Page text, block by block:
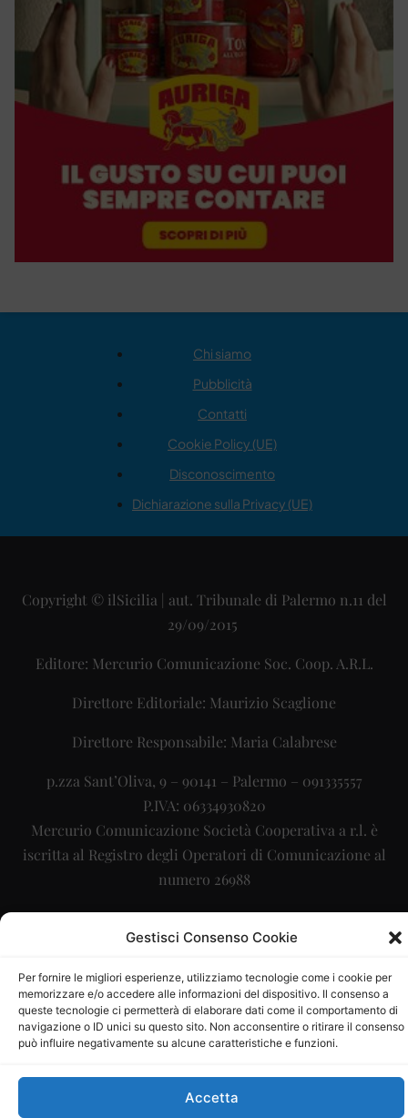
Gestisci Consenso Cookie
Per fornire le migliori esperienze, utilizziamo tecnologie come i cookie per
memorizzare e/o accedere alle informazioni del dispositivo. Il consenso a
queste tecnologie ci permetterà di elaborare dati come il comportamento di
navigazione o ID unici su questo sito. Non acconsentire o ritirare il consenso
può influire negativamente su alcune caratteristiche e funzioni.
Accetta
Chi siamo
Pubblicità
Contatti
Cookie Policy (UE)
Disconoscimento
Dichiarazione sulla Privacy (UE)
Copyright © ilSicilia | aut. Tribunale di Palermo n.11 del
29/09/2015
Editore: Mercurio Comunicazione Soc. Coop. A.R.L.
Direttore Editoriale: Maurizio Scaglione
Direttore Responsabile: Maria Calabrese
p.zza Sant’Oliva, 9 – 90141 – Palermo – 091335557
P.IVA: 06334930820
Mercurio Comunicazione Società Cooperativa a r.l. è
iscritta al Registro degli Operatori di Comunicazione al
numero 26988
Sito gestito daLa Digitale srl–info@ladigitale.it